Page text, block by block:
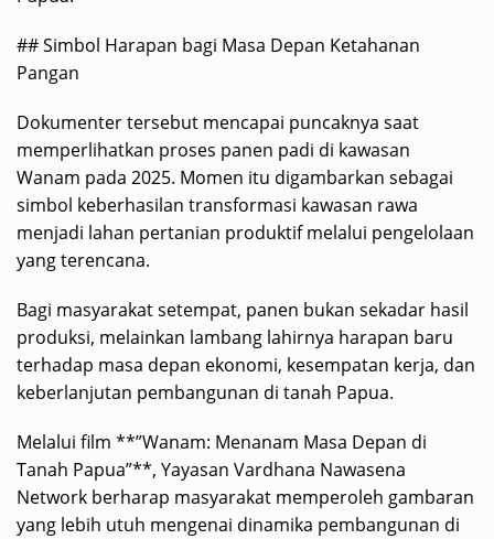
## Simbol Harapan bagi Masa Depan Ketahanan
Pangan
Dokumenter tersebut mencapai puncaknya saat
memperlihatkan proses panen padi di kawasan
Wanam pada 2025. Momen itu digambarkan sebagai
simbol keberhasilan transformasi kawasan rawa
menjadi lahan pertanian produktif melalui pengelolaan
yang terencana.
Bagi masyarakat setempat, panen bukan sekadar hasil
produksi, melainkan lambang lahirnya harapan baru
terhadap masa depan ekonomi, kesempatan kerja, dan
keberlanjutan pembangunan di tanah Papua.
Melalui film **”Wanam: Menanam Masa Depan di
Tanah Papua”**, Yayasan Vardhana Nawasena
Network berharap masyarakat memperoleh gambaran
yang lebih utuh mengenai dinamika pembangunan di